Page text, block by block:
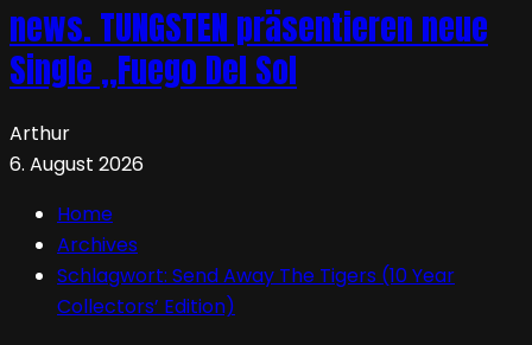
news. TUNGSTEN präsentieren neue
Single „Fuego Del Sol
Arthur
6. August 2026
Home
Archives
Schlagwort: Send Away The Tigers (10 Year
Collectors’ Edition)